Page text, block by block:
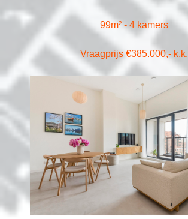
99m² - 4 kamers
Vraagprijs €385.000,- k.k.